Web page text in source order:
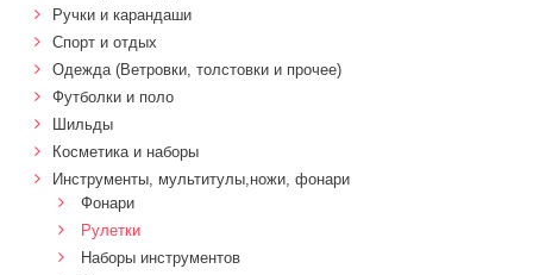
Ручки и карандаши
Спорт и отдых
Одежда (Ветровки, толстовки и прочее)
Футболки и поло
Шильды
Косметика и наборы
Инструменты, мультитулы,ножи, фонари
Фонари
Рулетки
Наборы инструментов